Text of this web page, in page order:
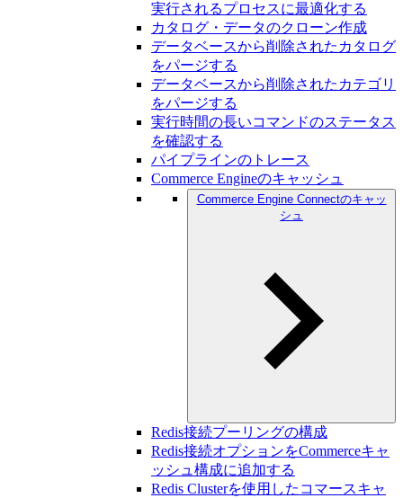
実行されるプロセスに最適化する
カタログ・データのクローン作成
データベースから削除されたカタログ
をパージする
データベースから削除されたカテゴリ
をパージする
実行時間の長いコマンドのステータス
を確認する
パイプラインのトレース
Commerce Engineのキャッシュ
Commerce Engine Connectのキャッ
シュ
Redis接続プーリングの構成
Redis接続オプションをCommerceキャ
ッシュ構成に追加する
Redis Clusterを使用したコマースキャ